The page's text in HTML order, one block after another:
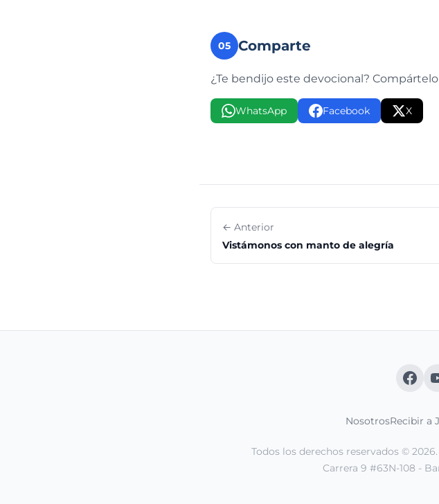
05 Comparte
¿Te bendijo este devocional?
WhatsApp Facebook X
← Anterior
Vistámonos con manto de alegría
NosotrosRecibir a
Todos los derechos reservados ©
Carrera 9 #63N-108 -